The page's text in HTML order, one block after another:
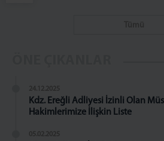
24.12.2025
Kdz. Ereğli Adliyesi İzinli Olan
Hakimlerimize İlişkin Liste
05.02.2025